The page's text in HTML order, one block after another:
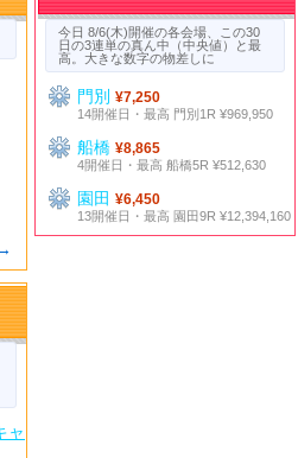
今日 8/6(木)開催の各会場、この30
日の3連単の真ん中（中央値）と最
高。大きな数字の物差しに
門別¥7,250
14開催日・最高 門別1R ¥969,950
船橋¥8,865
4開催日・最高 船橋5R ¥512,630
園田¥6,450
13開催日・最高 園田9R ¥12,394,160
ャ